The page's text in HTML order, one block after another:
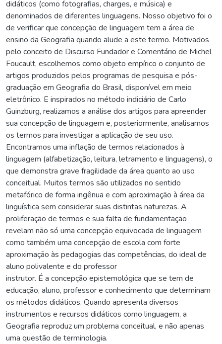
didáticos (como fotografias, charges, e música) e
denominados de diferentes linguagens. Nosso objetivo foi o
de verificar que concepção de linguagem tem a área de
ensino da Geografia quando alude a este termo. Motivados
pelo conceito de Discurso Fundador e Comentário de Michel
Foucault, escolhemos como objeto empírico o conjunto de
artigos produzidos pelos programas de pesquisa e pós-
graduação em Geografia do Brasil, disponível em meio
eletrônico. E inspirados no método indiciário de Carlo
Guinzburg, realizamos a análise dos artigos para apreender
sua concepção de linguagem e, posteriormente, analisamos
os termos para investigar a aplicação de seu uso.
Encontramos uma inflação de termos relacionados à
linguagem (alfabetização, leitura, letramento e linguagens), o
que demonstra grave fragilidade da área quanto ao uso
conceitual. Muitos termos são utilizados no sentido
metafórico de forma ingênua e com aproximação à área da
linguística sem considerar suas distintas naturezas. A
proliferação de termos e sua falta de fundamentação
revelam não só uma concepção equivocada de linguagem
como também uma concepção de escola com forte
aproximação às pedagogias das competências, do ideal de
aluno polivalente e do professor
instrutor. É a concepção epistemológica que se tem de
educação, aluno, professor e conhecimento que determinam
os métodos didáticos. Quando apresenta diversos
instrumentos e recursos didáticos como linguagem, a
Geografia reproduz um problema conceitual, e não apenas
uma questão de terminologia.